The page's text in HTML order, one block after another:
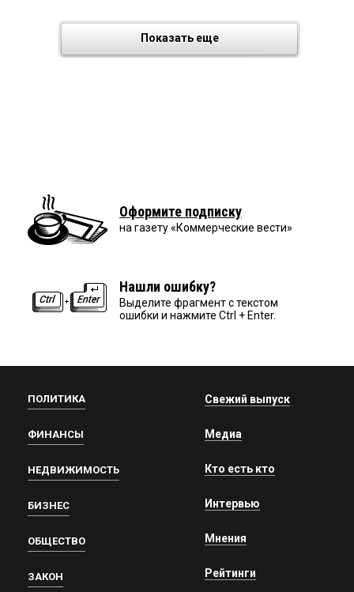
Показать еще
Оформите подписку
на газету «Коммерческие вести»
Нашли ошибку?
Выделите фрагмент с текстом
ошибки и нажмите Ctrl + Enter.
ПОЛИТИКА
ФИНАНСЫ
НЕДВИЖИМОСТЬ
БИЗНЕС
ОБЩЕСТВО
ЗАКОН
Свежий выпуск
Медиа
Кто есть кто
Интервью
Мнения
Рейтинги